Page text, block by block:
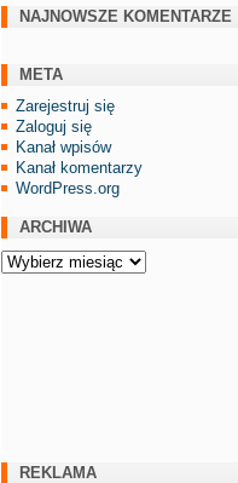
NAJNOWSZE KOMENTARZE
META
Zarejestruj się
Zaloguj się
Kanał wpisów
Kanał komentarzy
WordPress.org
ARCHIWA
Archiwa
REKLAMA